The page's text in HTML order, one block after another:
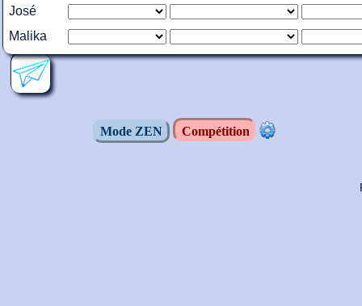
José
Malika
Mode ZEN Compétition